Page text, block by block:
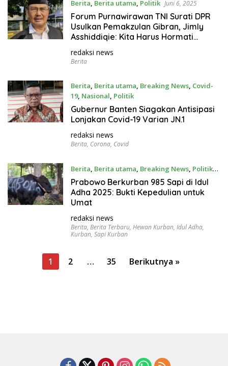
Berita, Berita utama, Politik Juni 6, 2025
Forum Purnawirawan TNI Surati DPR
Usulkan Pemakzulan Gibran, Jimly
Asshiddiqie: Kita Harus Hormati
redaksi news
Berita
Berita, Berita utama, Breaking News, Covid-
19, Nasional, Politik
Juni 5, 2025
Gubernur Banten Siagakan Antisipasi
Lonjakan Covid-19 Varian JN.1
redaksi news
Berita, Corona, Covid
Berita, Berita utama, Breaking News, Politik
Juni 5, 2025
Prabowo Berkurban 985 Sapi di Idul
Adha 2025: Bukti Kepedulian untuk
Umat
redaksi news
Berita, Berita Terbaru, Hewan Kurban, Idul Adha,
Kurban, Sapi Kurban
1 2 … 35 Berikutnya »